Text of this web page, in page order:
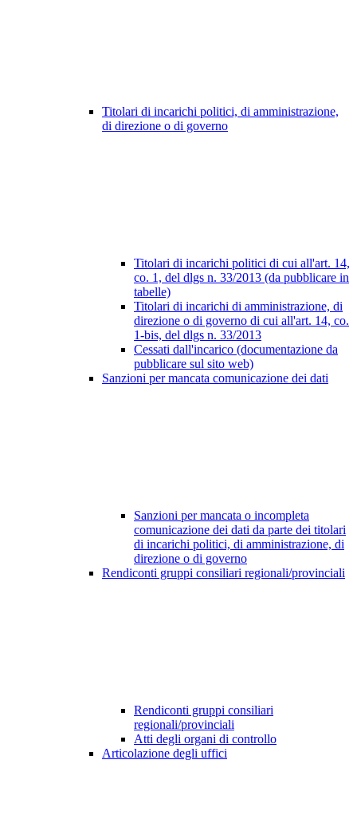
Titolari di incarichi politici, di amministrazione,
di direzione o di governo
Titolari di incarichi politici di cui all'art. 14,
co. 1, del dlgs n. 33/2013 (da pubblicare in
tabelle)
Titolari di incarichi di amministrazione, di
direzione o di governo di cui all'art. 14, co.
1-bis, del dlgs n. 33/2013
Cessati dall'incarico (documentazione da
pubblicare sul sito web)
Sanzioni per mancata comunicazione dei dati
Sanzioni per mancata o incompleta
comunicazione dei dati da parte dei titolari
di incarichi politici, di amministrazione, di
direzione o di governo
Rendiconti gruppi consiliari regionali/provinciali
Rendiconti gruppi consiliari
regionali/provinciali
Atti degli organi di controllo
Articolazione degli uffici